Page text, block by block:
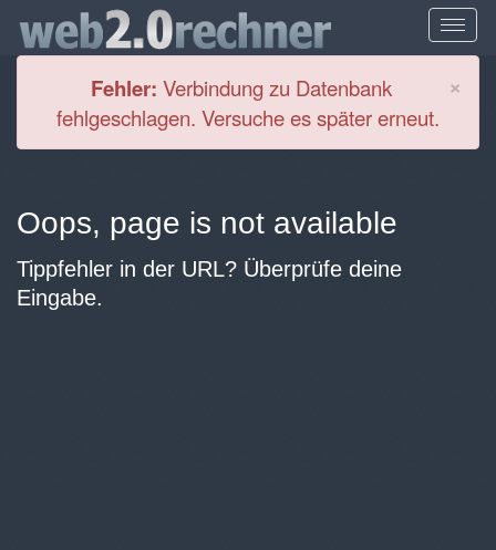
×
Fehler: Verbindung zu Datenbank
fehlgeschlagen. Versuche es später erneut.
Oops, page is not available
Tippfehler in der URL? Überprüfe deine
Eingabe.